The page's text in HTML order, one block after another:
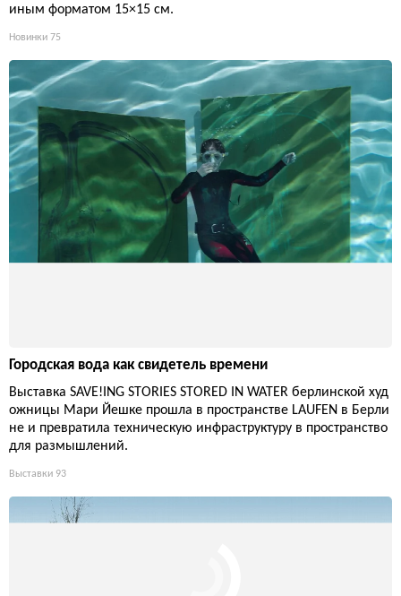
иным форматом 15×15 см.
Новинки 75
Городская вода как свидетель времени
Выставка SAVE!ING STORIES STORED IN WATER берлинской худ
ожницы Мари Йешке прошла в пространстве LAUFEN в Берли
не и превратила техническую инфраструктуру в пространство
для размышлений.
Выставки 93